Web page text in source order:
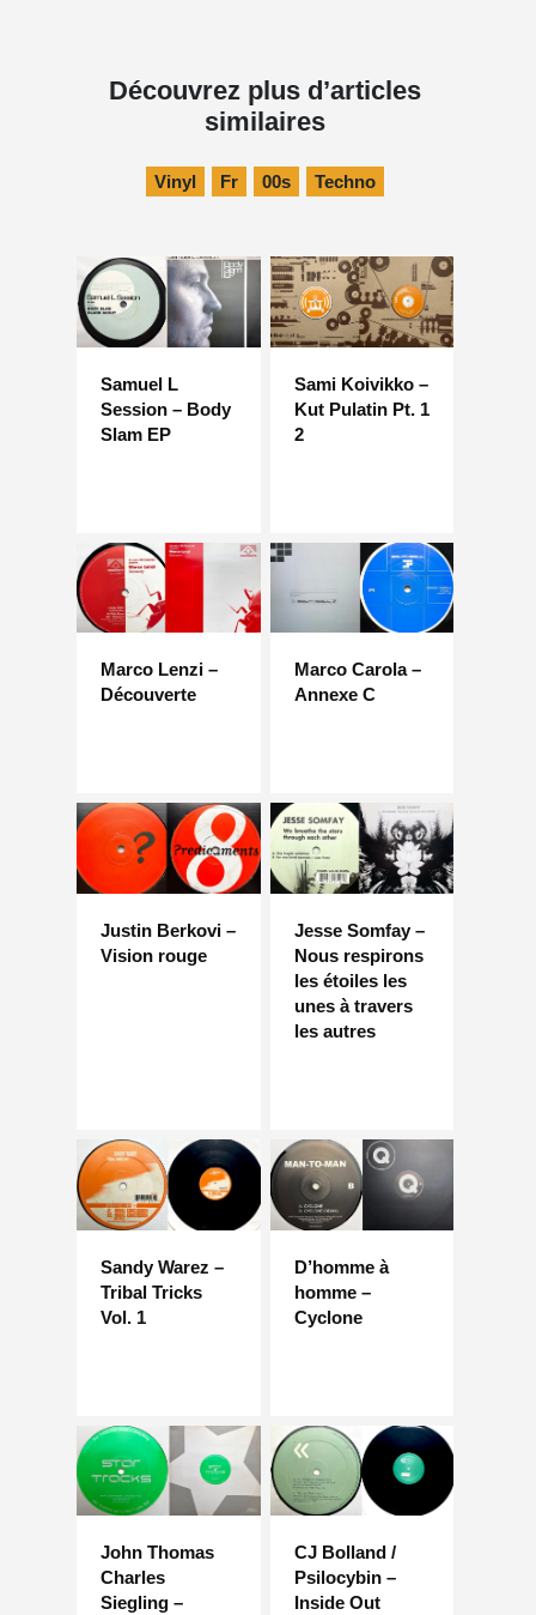
Découvrez plus d’articles
similaires
Vinyl Fr 00s Techno
Samuel L
Session – Body
Slam EP
Sami Koivikko –
Kut Pulatin Pt. 1
2
Marco Lenzi –
Découverte
Marco Carola –
Annexe C
Justin Berkovi –
Vision rouge
Jesse Somfay –
Nous respirons
les étoiles les
unes à travers
les autres
Sandy Warez –
Tribal Tricks
Vol. 1
D’homme à
homme –
Cyclone
John Thomas
Charles
Siegling –
CJ Bolland /
Psilocybin –
Inside Out